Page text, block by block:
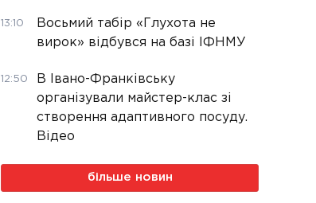
13:10
Восьмий табір «Глухота не
вирок» відбувся на базі ІФНМУ
12:50
В Івано-Франківську
організували майстер-клас зі
створення адаптивного посуду.
Відео
більше новин